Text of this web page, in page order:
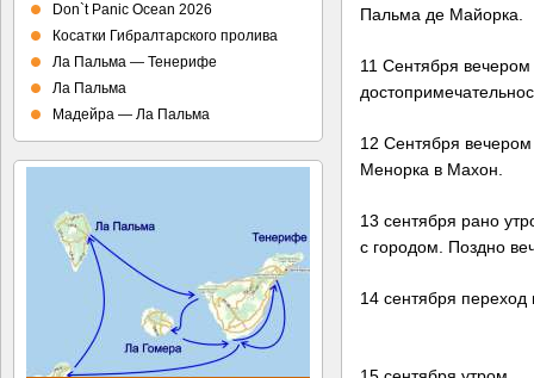
Пальма де Майорка.
11 Сентября
12 Сентября вечером
Менорка в Махон.
13 сентября рано
с городом. Поздно
14 сентября
Don`t Panic Ocean 2026
Косатки Гибралтарского пролива
Ла Пальма — Тенерифе
Ла Пальма
Мадейра — Ла Пальма